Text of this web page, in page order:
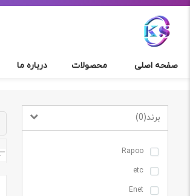
صفحه اصلی محصولات درباره ما
برند (0)
Rapoo
etc
Enet